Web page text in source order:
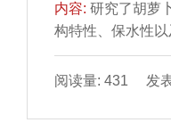
内容:研究了胡萝
构特性、保水性
优基础配方，实
（0%、5%、
阅读量: 431 发